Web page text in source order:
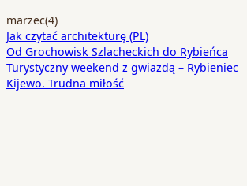
marzec(4)
Jak czytać architekturę (PL)
Od Grochowisk Szlacheckich do Rybieńca
Turystyczny weekend z gwiazdą – Rybieniec
Kijewo. Trudna miłość